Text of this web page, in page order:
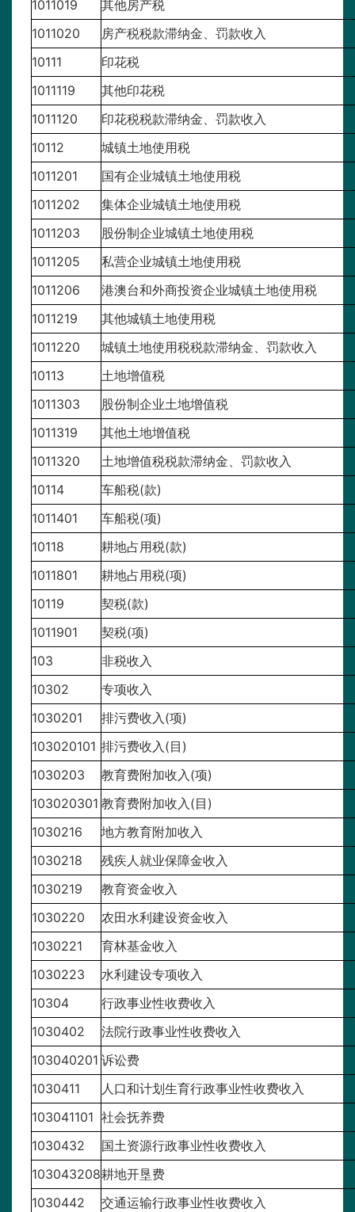
1011019
其他房产税
1011020
房产税税款滞纳金、罚款收入
10111
印花税
1011119
其他印花税
1011120
印花税税款滞纳金、罚款收入
10112
城镇土地使用税
1011201
国有企业城镇土地使用税
1011202
集体企业城镇土地使用税
1011203
股份制企业城镇土地使用税
1011205
私营企业城镇土地使用税
1011206
港澳台和外商投资企业城镇土地使用税
1011219
其他城镇土地使用税
1011220
城镇土地使用税税款滞纳金、罚款收入
10113
土地增值税
1011303
股份制企业土地增值税
1011319
其他土地增值税
1011320
土地增值税税款滞纳金、罚款收入
10114
车船税(款)
1011401
车船税(项)
10118
耕地占用税(款)
1011801
耕地占用税(项)
10119
契税(款)
1011901
契税(项)
103
非税收入
10302
专项收入
1030201
排污费收入(项)
103020101 排污费收入(目)
1030203
教育费附加收入(项)
103020301 教育费附加收入(目)
1030216
地方教育附加收入
1030218
残疾人就业保障金收入
1030219
教育资金收入
1030220
农田水利建设资金收入
1030221
育林基金收入
1030223
水利建设专项收入
10304
行政事业性收费收入
1030402
法院行政事业性收费收入
103040201 诉讼费
1030411
人口和计划生育行政事业性收费收入
103041101 社会抚养费
1030432
国土资源行政事业性收费收入
103043208耕地开垦费
1030442
交通运输行政事业性收费收入